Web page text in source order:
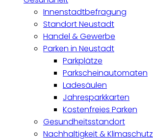
Innenstadtbefragung
Standort Neustadt
Handel & Gewerbe
Parken in Neustadt
Parkplätze
Parkscheinautomaten
Ladesäulen
Jahresparkkarten
Kostenfreies Parken
Gesundheitsstandort
Nachhaltigkeit & Klimaschutz